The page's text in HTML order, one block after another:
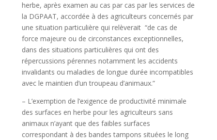
herbe, après examen au cas par cas par les services de
la DGPAAT, accordée à des agriculteurs concernés par
une situation particulière qui relèverait “de cas de
force majeure ou de circonstances exceptionnelles,
dans des situations particulières qui ont des
répercussions pérennes notamment les accidents
invalidants ou maladies de longue durée incompatibles
avec le maintien d’un troupeau d’animaux.”
– L’exemption de l’exigence de productivité minimale
des surfaces en herbe pour les agriculteurs sans
animaux n’ayant que des faibles surfaces
correspondant à des bandes tampons situées le long